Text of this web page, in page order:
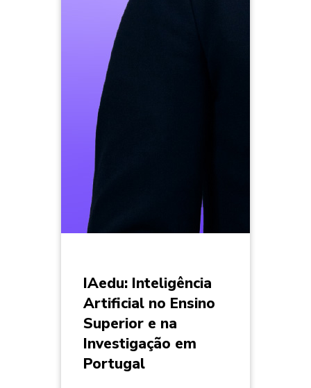
IAedu: Inteligência
Artificial no Ensino
Superior e na
Investigação em
Portugal